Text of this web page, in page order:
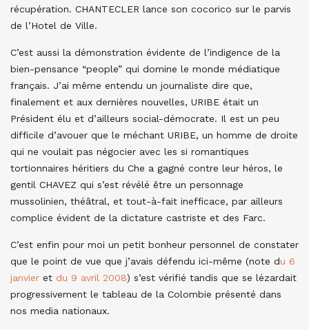
récupération. CHANTECLER lance son cocorico sur le parvis
de l’Hotel de Ville.
C’est aussi la démonstration évidente de l’indigence de la
bien-pensance “people” qui domine le monde médiatique
français. J’ai même entendu un journaliste dire que,
finalement et aux dernières nouvelles, URIBE était un
Président élu et d’ailleurs social-démocrate. Il est un peu
difficile d’avouer que le méchant URIBE, un homme de droite
qui ne voulait pas négocier avec les si romantiques
tortionnaires héritiers du Che a gagné contre leur héros, le
gentil CHAVEZ qui s’est révélé être un personnage
mussolinien, théâtral, et tout-à-fait inefficace, par ailleurs
complice évident de la dictature castriste et des Farc.
C’est enfin pour moi un petit bonheur personnel de constater
que le point de vue que j’avais défendu ici-même (note du 6
janvier et du 9 avril 2008) s’est vérifié tandis que se lézardait
progressivement le tableau de la Colombie présenté dans
nos media nationaux.